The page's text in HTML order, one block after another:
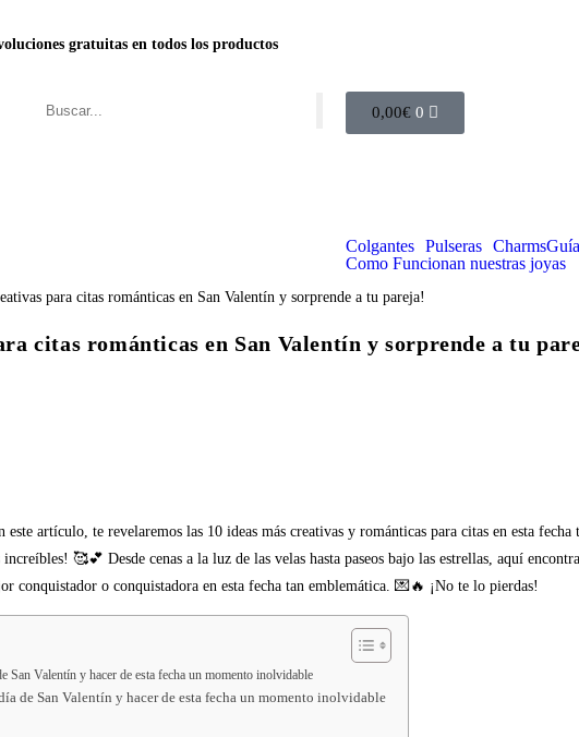
gratuitas en todos los productos
0,00€ 0
Colgantes Pulseras Charms
Como Funcionan nuestras joyas
citas románticas en San Valentín y sorprende a tu
artículo, te revelaremos las 10 ideas más creativas y románticas para citas en esta
🥰💕 Desde cenas a la luz de las velas hasta paseos bajo las estrellas, aquí
conquistador o conquistadora en esta fecha tan emblemática. 💌🔥 ¡No te lo pierdas!
San Valentín y hacer de esta fecha un momento inolvidable
de San Valentín y hacer de esta fecha un momento inolvidable